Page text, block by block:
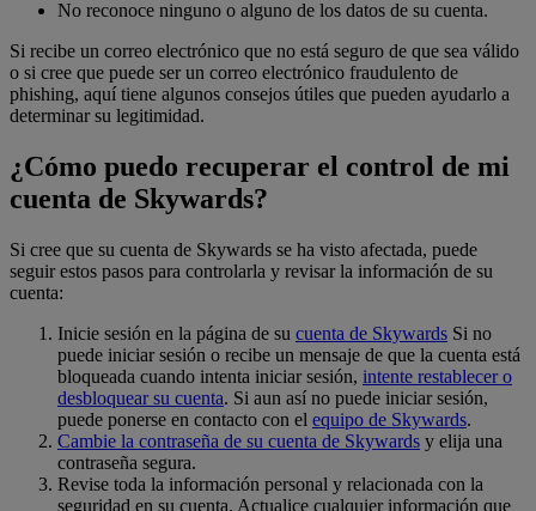
No reconoce ninguno o alguno de los datos de su cuenta.
Si recibe un correo electrónico que no está seguro de que sea válido
o si cree que puede ser un correo electrónico fraudulento de
phishing, aquí tiene algunos consejos útiles que pueden ayudarlo a
determinar su legitimidad.
¿Cómo puedo recuperar el control de mi
cuenta de Skywards?
Si cree que su cuenta de Skywards se ha visto afectada, puede
seguir estos pasos para controlarla y revisar la información de su
cuenta:
Inicie sesión en la página de su cuenta de Skywards Si no
puede iniciar sesión o recibe un mensaje de que la cuenta está
bloqueada cuando intenta iniciar sesión, intente restablecer o
desbloquear su cuenta. Si aun así no puede iniciar sesión,
puede ponerse en contacto con el equipo de Skywards.
Cambie la contraseña de su cuenta de Skywards y elija una
contraseña segura.
Revise toda la información personal y relacionada con la
seguridad en su cuenta. Actualice cualquier información que